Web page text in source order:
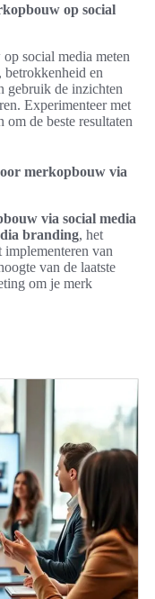
op social
social media meten
betrokkenheid en
gebruik de inzichten
Experimenteer met
om de beste resultaten
merkopbouw via
via social media
branding, het
implementeren van
van de laatste
om je merk